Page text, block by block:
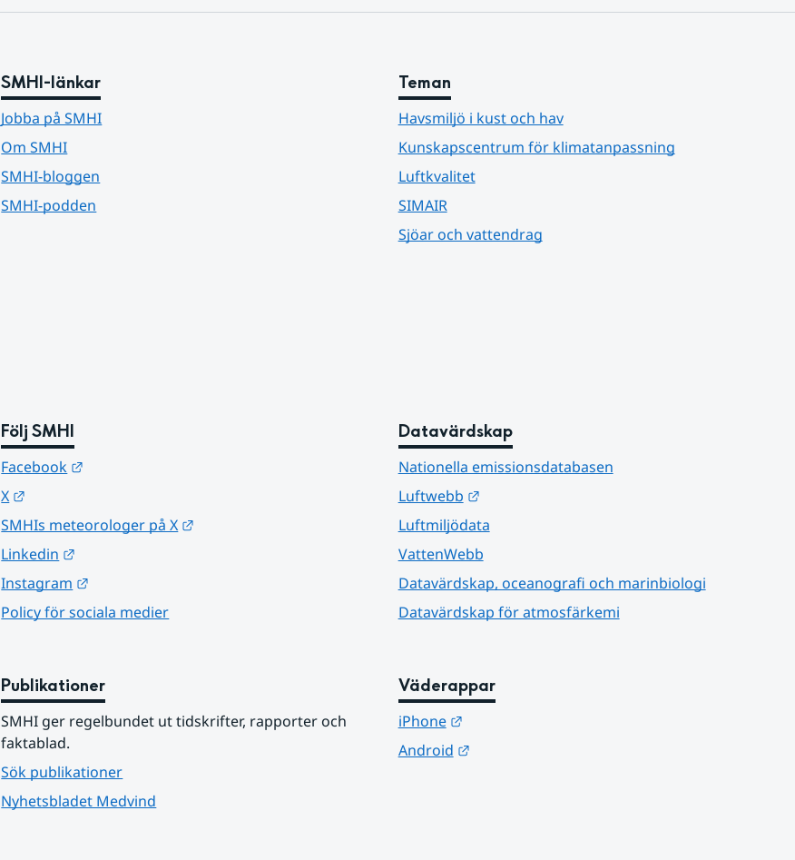
SMHI-länkar
Jobba på SMHI
Om SMHI
SMHI-bloggen
SMHI-podden
Teman
Havsmiljö i kust och hav
Kunskapscentrum för klimatanpassning
Luftkvalitet
SIMAIR
Sjöar och vattendrag
Följ SMHI
Facebook
X
SMHIs meteorologer på X
Linkedin
Instagram
Policy för sociala medier
Datavärdskap
Nationella emissionsdatabasen
Luftwebb
Länk till annan webbplats.
Luftmiljödata
VattenWebb
Datavärdskap, oceanografi och marinbiologi
Datavärdskap för atmosfärkemi
Publikationer
SMHI ger regelbundet ut tidskrifter, rapporter och
faktablad.
Sök publikationer
Nyhetsbladet Medvind
Väderappar
iPhone
Länk till annan webbplats.
Android
Länk till annan webbplats.